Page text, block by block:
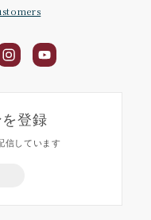
登録
信しています